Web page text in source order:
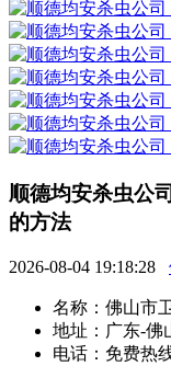
顺德均安杀虫公
的方法
2026-08-04 19:18:28
名称： 佛山市
地址： 广东-佛
电话： 免费热